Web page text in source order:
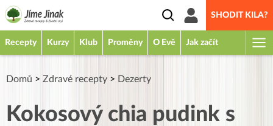
SHODIT KILA?
Recepty Kurzy Klub Proměny O Evě Jak začít
Domů > Zdravé recepty > Dezerty
Kokosový chia pudink s